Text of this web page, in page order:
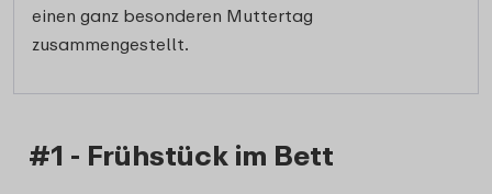
einen ganz besonderen Muttertag
zusammengestellt.
#1 - Frühstück im Bett